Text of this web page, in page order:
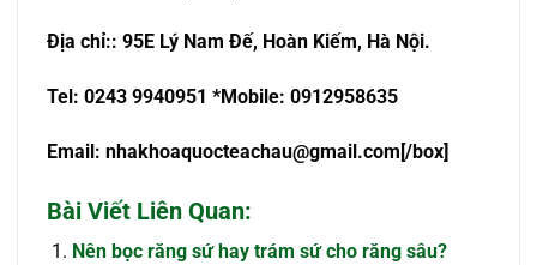
Địa chỉ:: 95E Lý Nam Đế, Hoàn Kiếm, Hà Nội.
Tel: 0243 9940951 *Mobile: 0912958635
Email: nhakhoaquocteachau@gmail.com [/box]
Bài Viết Liên Quan:
Nên bọc răng sứ hay trám sứ cho răng sâu?